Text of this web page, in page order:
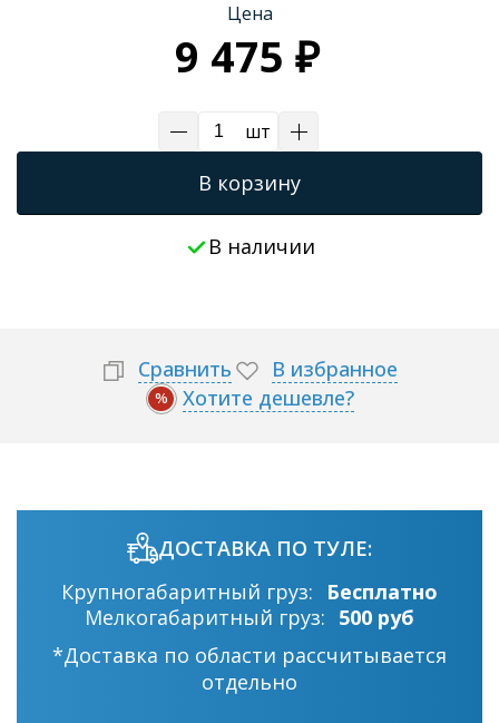
Цена
9 475 ₽
шт
В корзину
В наличии
Сравнить В избранное
% Хотите дешевле?
ДОСТАВКА ПО ТУЛЕ:
Крупногабаритный груз:
Бесплатно
Мелкогабаритный груз: 500 руб
*Доставка по области рассчитывается
отдельно